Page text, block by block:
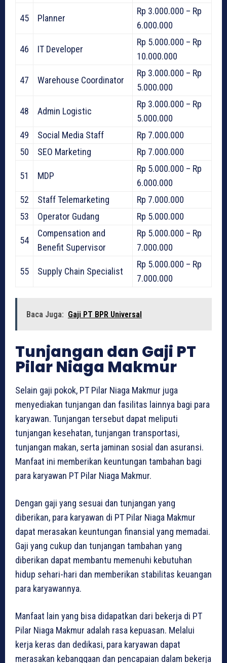
45 Planner
Rp 3.000.000 – Rp
6.000.000
46 IT Developer
Rp 5.000.000 – Rp
10.000.000
47 Warehouse Coordinator
Rp 3.000.000 – Rp
5.000.000
48 Admin Logistic
Rp 3.000.000 – Rp
5.000.000
49
Social Media Staff
Rp 7.000.000
50
SEO Marketing Rp 7.000.000
51 MDP
Rp 5.000.000 – Rp
6.000.000
52
Staff Telemarketing
Rp 7.000.000
53
Operator Gudang Rp 5.000.000
54
Compensation and
Benefit Supervisor
Rp 5.000.000 – Rp
7.000.000
55 Supply Chain Specialist
Rp 5.000.000 – Rp
7.000.000
Baca Juga: Gaji PT BPR Universal
Tunjangan dan Gaji PT
Pilar Niaga Makmur
Selain gaji pokok, PT Pilar Niaga Makmur juga
menyediakan tunjangan dan fasilitas lainnya bagi para
karyawan. Tunjangan tersebut dapat meliputi
tunjangan kesehatan, tunjangan transportasi,
tunjangan makan, serta jaminan sosial dan asuransi.
Manfaat ini memberikan keuntungan tambahan bagi
para karyawan PT Pilar Niaga Makmur.
Dengan gaji yang sesuai dan tunjangan yang
diberikan, para karyawan di PT Pilar Niaga Makmur
dapat merasakan keuntungan finansial yang memadai.
Gaji yang cukup dan tunjangan tambahan yang
diberikan dapat membantu memenuhi kebutuhan
hidup sehari-hari dan memberikan stabilitas keuangan
para karyawannya.
Manfaat lain yang bisa didapatkan dari bekerja di PT
Pilar Niaga Makmur adalah rasa kepuasan. Melalui
kerja keras dan dedikasi, para karyawan dapat
merasakan kebanggaan dan pencapaian dalam bekerja